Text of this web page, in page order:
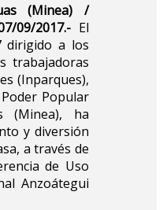
(Minea) /
09/2017.- El
dirigido a los
trabajadoras
(Inparques),
Popular
(Minea), ha
y diversión
a través de
de Uso
Anzoátegui